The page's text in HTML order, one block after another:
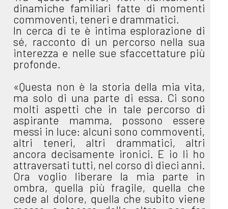
dinamiche familiari fatte di momenti
commoventi, teneri e drammatici.
In cerca di te è intima esplorazione di
sé, racconto di un percorso nella sua
interezza e nelle sue sfaccettature più
profonde.
«Questa non è la storia della mia vita,
ma solo di una parte di essa. Ci sono
molti aspetti che in tale percorso di
aspirante mamma, possono essere
messi in luce: alcuni sono commoventi,
altri teneri, altri drammatici, altri
ancora decisamente ironici. E io li ho
attraversati tutti, nel corso di dieci anni.
Ora voglio liberare la mia parte in
ombra, quella più fragile, quella che
cede al dolore, quella che subito viene